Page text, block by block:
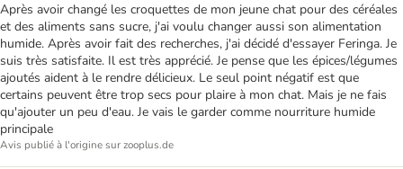
Après avoir changé les croquettes de mon jeune chat pour des céréales
et des aliments sans sucre, j'ai voulu changer aussi son alimentation
humide. Après avoir fait des recherches, j'ai décidé d'essayer Feringa. Je
suis très satisfaite. Il est très apprécié. Je pense que les épices/légumes
ajoutés aident à le rendre délicieux. Le seul point négatif est que
certains peuvent être trop secs pour plaire à mon chat. Mais je ne fais
qu'ajouter un peu d'eau. Je vais le garder comme nourriture humide
principale
Avis publié à l'origine sur zooplus.de